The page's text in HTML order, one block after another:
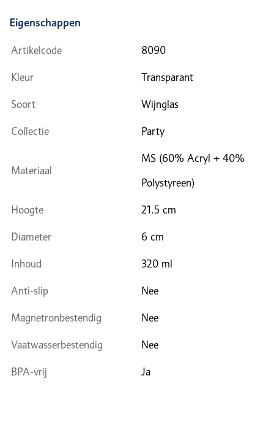
Eigenschappen
Artikelcode 8090
Kleur Transparant
Soort Wijnglas
Collectie Party
Materiaal
MS (60% Acryl + 40%
Polystyreen)
Hoogte 21.5 cm
Diameter 6 cm
Inhoud 320 ml
Anti-slip Nee
Magnetronbestendig Nee
Vaatwasserbestendig Nee
BPA-vrij Ja